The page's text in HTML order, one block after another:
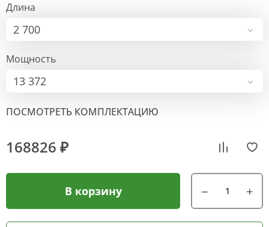
Длина
2 700
Мощность
13 372
ПОСМОТРЕТЬ КОМПЛЕКТАЦИЮ
168826 ₽
В корзину